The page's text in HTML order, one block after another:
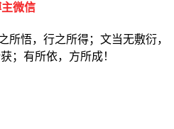
微信
所悟，行之所得；文当无敷衍，
；有所依，方所成！